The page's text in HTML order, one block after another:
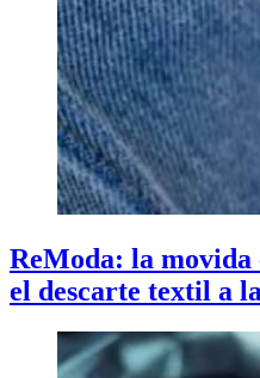
ReModa: la movida
el descarte textil a